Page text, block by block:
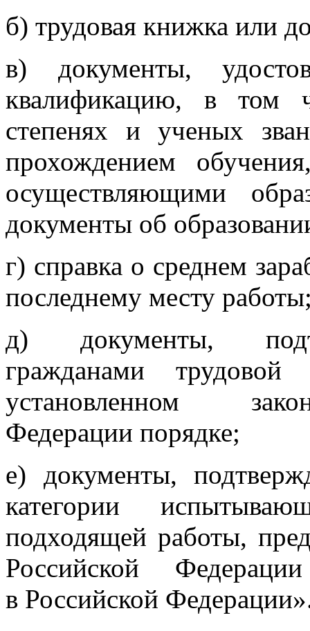
б) трудовая книжка или
в) документы,
квалификацию, в том
степенях и ученых
прохождением
осуществляющими
документы об
г) справка о среднем
последнему месту
д) документы,
гражданами
установленном
Федерации порядке;
е) документы,
категории
подходящей работы,
Российской
в Российской